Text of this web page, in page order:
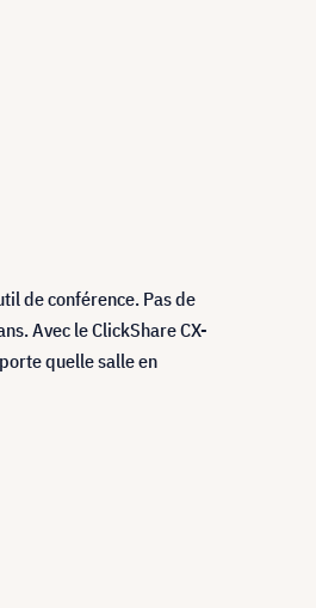
de conférence. Pas de
Avec le ClickShare CX-
quelle salle en